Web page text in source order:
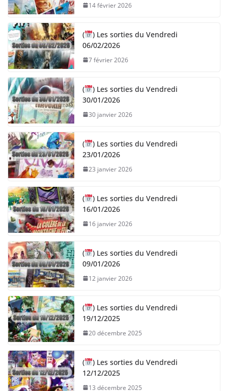
14 février 2026
(
) Les sorties du Vendredi
06/02/2026
7 février 2026
(
) Les sorties du Vendredi
30/01/2026
30 janvier 2026
(
) Les sorties du Vendredi
23/01/2026
23 janvier 2026
(
) Les sorties du Vendredi
16/01/2026
16 janvier 2026
(
) Les sorties du Vendredi
09/01/2026
12 janvier 2026
(
) Les sorties du Vendredi
19/12/2025
20 décembre 2025
(
) Les sorties du Vendredi
12/12/2025
13 décembre 2025